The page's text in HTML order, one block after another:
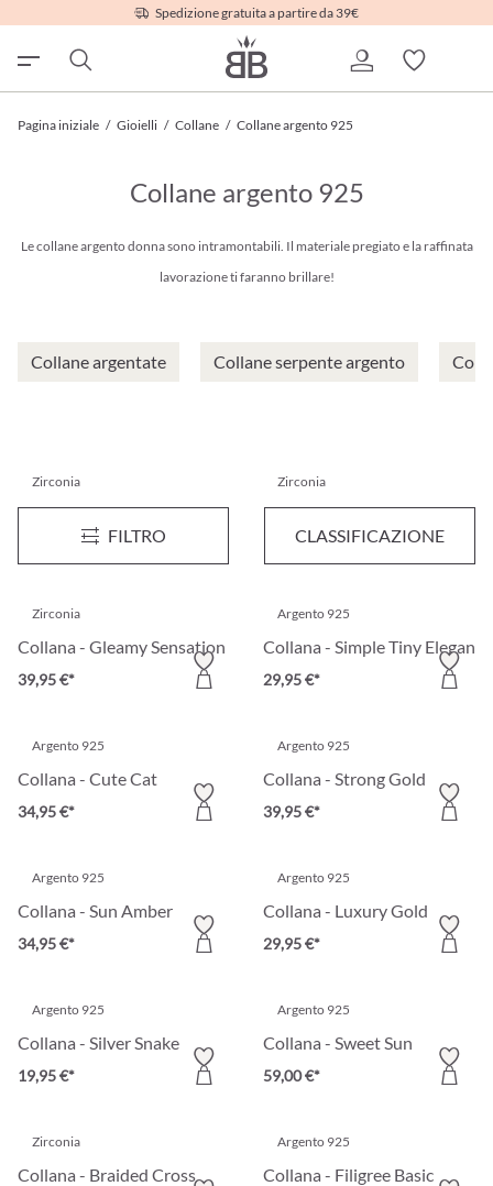
Spedizione gratuita a partire da 39€
Pagina iniziale / Gioielli / Collane / Collane argento 925
Collane argento 925
Le collane argento donna sono intramontabili. Il materiale pregiato e la raffinata
lavorazione ti faranno brillare!
Collane argentate Collane serpente argento
FILTRO CLASSIFICAZIONE
Zirconia
Collana - Icy Heart
Zirconia
Collana - Golden Cross 2nd
39,95 €*
Zirconia
Collana - Gleamy Sensation
39,95 €*
Argento 925
Collana - Simple Tiny Elegance
29,95 €*
Argento 925
Collana - Cute Cat
34,95 €*
Argento 925
Collana - Strong Gold
39,95 €*
Argento 925
Collana - Sun Amber
34,95 €*
Argento 925
Collana - Luxury Gold
29,95 €*
Argento 925
Collana - Silver Snake
19,95 €*
Argento 925
Collana - Sweet Sun
59,00 €*
Zirconia
Collana - Braided Cross
Argento 925
Collana - Filigree Basic